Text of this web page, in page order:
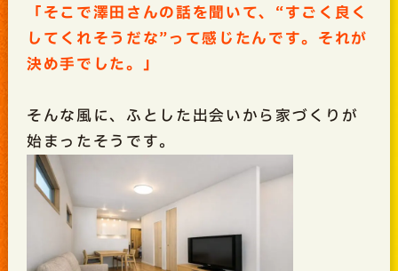
「そこで澤田さんの話を聞いて、“すごく良く
してくれそうだな”って感じたんです。それが
決め手でした。」
そんな風に、ふとした出会いから家づくりが
始まったそうです。